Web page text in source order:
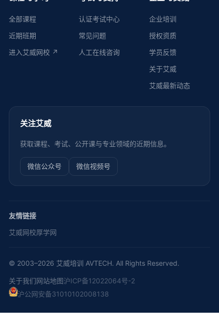
全部课程
近期班期
进入艾威网校 ↗
认证考试中心
常见问题
人工在线咨询
企业培训
授权资质
学员反馈
关于艾威
艾威最新动态
关注艾威
获取课程、考试、公开课与专业领域的近期信息。
微信公众号 微信视频号
友情链接
艾威网校厚学网
© 2003–2026 艾威培训 AVTECH. All Rights Reserved.
关于我们网站地图沪ICP备12022064号-2
沪公网安备31010102008138